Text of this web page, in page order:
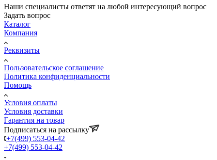
Наши специалисты ответят на любой интересующий вопрос
Задать вопрос
Каталог
Компания
Реквизиты
Пользовательское соглашение
Политика конфиденциальности
Помощь
Условия оплаты
Условия доставки
Гарантия на товар
Подписаться на рассылку
+7(499) 553-04-42
+7(499) 553-04-42